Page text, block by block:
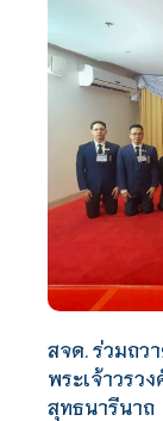
สจด. ร่วมถว
พระเจ้าวรว
สุทธนารีนาถ